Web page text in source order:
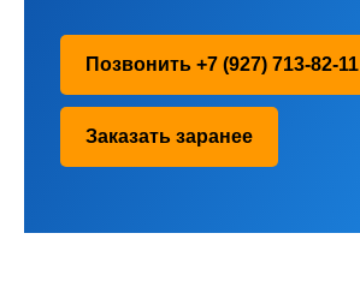
Позвонить +7 (927) 713-82-11
Заказать заранее